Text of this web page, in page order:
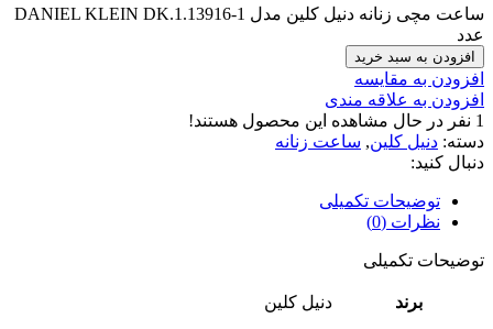
ساعت مچی زنانه دنیل کلین مدل DANIEL KLEIN DK.1.13916-1
عدد
افزودن به سبد خرید
افزودن به مقایسه
افزودن به علاقه مندی
1 نفر در حال مشاهده این محصول هستند!
دسته: دنیل کلین, ساعت زنانه
دنبال کنید:
توضیحات تکمیلی
نظرات (0)
توضیحات تکمیلی
برند دنیل کلین